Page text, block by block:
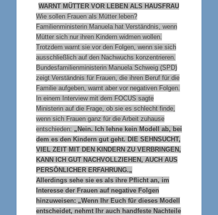
WARNT MÜTTER VOR LEBEN ALS HAUSFRAU
Wie sollen Frauen als Mütter leben?
Familienministerin Manuela hat Verständnis, wenn
Mütter sich nur ihren Kindern widmen wollen.
Trotzdem warnt sie vor den Folgen, wenn sie sich
ausschließlich auf den Nachwuchs konzentrieren.
Bundesfamilienministerin Manuela Schweig (SPD)
zeigt Verständnis für Frauen, die ihren Beruf für die
Familie aufgeben, warnt aber vor negativen Folgen.
In einem Interview mit dem FOCUS sagte
Ministerin auf die Frage, ob sie es schlecht finde,
wenn sich Frauen ganz für die Arbeit zuhause
entschieden: „Nein. Ich lehne kein Modell ab, bei
dem es den Kindern gut geht. DIE SEHNSUCHT,
VIEL ZEIT MIT DEN KINDERN ZU VERBRINGEN,
KANN ICH GUT NACHVOLLZIEHEN, AUCH AUS
PERSÖNLICHER ERFAHRUNG.„
Allerdings sehe sie es als ihre Pflicht an, im
Interesse der Frauen auf negative Folgen
hinzuweisen: „Wenn Ihr Euch für dieses Modell
entscheidet, nehmt Ihr auch handfeste Nachteile